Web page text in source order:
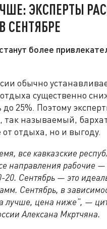
ЭКСПЕРТЫ
СЕНТЯБРЕ
более
обычно
существенно
25%. Поэтому
называемый,
от отдыха, но и выгоду.
все кавказские
направления рабочие —
20. Сентябрь — это
Сентябрь, в
лучше, цена ниже”, —
Алексана Мкртчяна.